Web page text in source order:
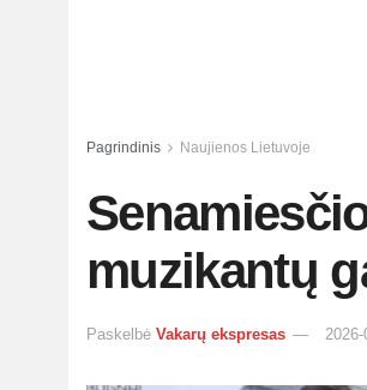
Pagrindinis Naujienos Lietuvoje
muzikantų
Paskelbė Vakarų ekspresas